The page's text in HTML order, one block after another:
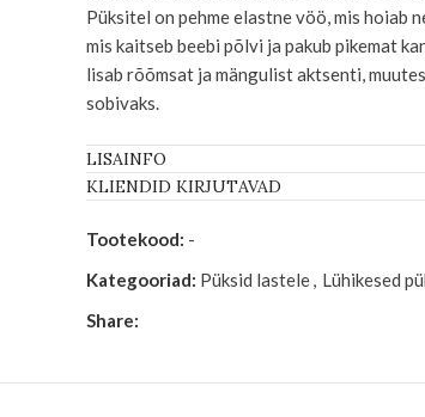
Püksitel on pehme elastne vöö, mis hoiab
mis kaitseb beebi põlvi ja pakub pikemat
lisab rõõmsat ja mängulist aktsenti,
sobivaks.
Täiuslik disain väikestele
põlvi, kui samm võib veel olla ebakindel,
Tänu sellele saab pükse kanda kauem, mis
pakkudes maksimaalset mugavust
Materjal ja kvaliteet
LISAINFO
KLIENDID KIRJUTAVAD
Tootekood: -
Kategooriad: Püksid lastele, Lühikesed
Share: